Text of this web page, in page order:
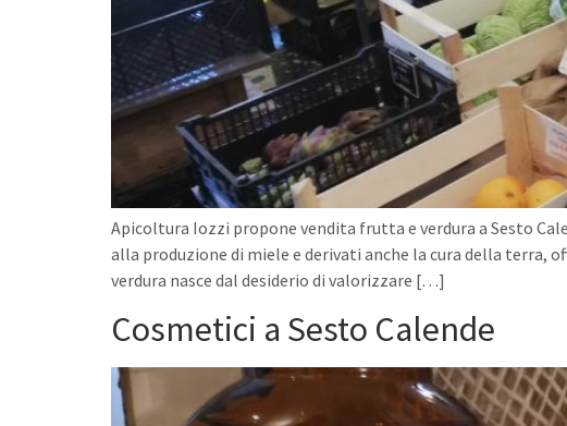
Apicoltura Iozzi propone vendita frutta e verdura a Sesto
alla produzione di miele e derivati anche la cura della
verdura nasce dal desiderio di valorizzare […]
Cosmetici a Sesto Calende